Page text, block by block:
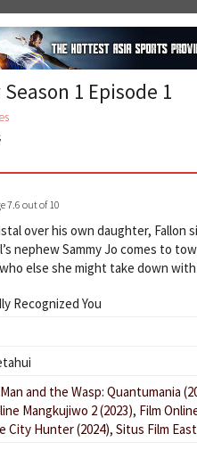
1 Episode 1
7.6 out of 10
over his own daughter, Fallon
nephew Sammy Jo comes to
else she might take down with
Recognized You
and the Wasp: Quantumania
Mangkujiwo 2 (2023), Film
City Hunter (2024), Situs Film